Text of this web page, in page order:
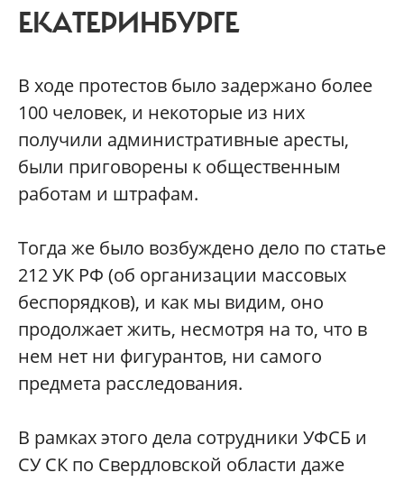
ЕКАТЕРИНБУРГЕ
В ходе протестов было задержано более
100 человек, и некоторые из них
получили административные аресты,
были приговорены к общественным
работам и штрафам.
Тогда же было возбуждено дело по статье
212 УК РФ (об организации массовых
беспорядков), и как мы видим, оно
продолжает жить, несмотря на то, что в
нем нет ни фигурантов, ни самого
предмета расследования.
В рамках этого дела сотрудники УФСБ и
СУ СК по Свердловской области даже